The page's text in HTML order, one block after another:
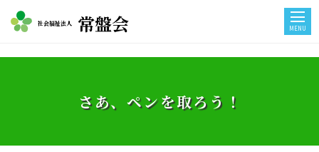
社会福祉法人 常盤会 MENU
さあ、ペンを取ろう！